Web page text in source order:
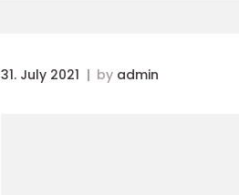
31. July 2021 by admin